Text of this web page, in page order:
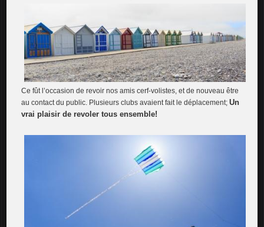
Ce fût l’occasion de revoir nos amis cerf-volistes, et de nouveau être
au contact du public. Plusieurs clubs avaient fait le déplacement;Un
vrai plaisir de revoler tous ensemble!